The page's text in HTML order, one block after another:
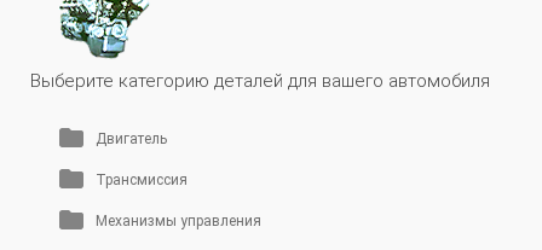
Выберите категорию деталей для вашего автомобиля
Двигатель
Трансмиссия
Механизмы управления